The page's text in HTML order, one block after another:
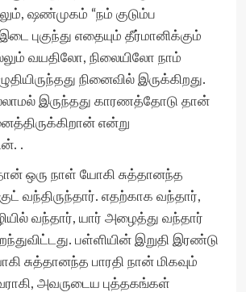
ஷண்முகம் “நம் குடும்ப
புகுந்து எதையும் தீர்மானிக்கும்
வயதிலோ, நிலையிலோ நாம்
நினைவில் இருக்கிறது.
இருந்தது காரணத்தோடு தான்
என்று
.
ஒரு நாள் யோகி சுத்தானந்த
வந்திருந்தார். எதற்காக வந்தார்,
வந்தார், யார் அழைத்து வந்தார்
பள்ளியின் இறுதி இரண்டு
சுத்தானந்த பாரதி நான் மிகவும்
அவருடைய புத்தகங்கள்